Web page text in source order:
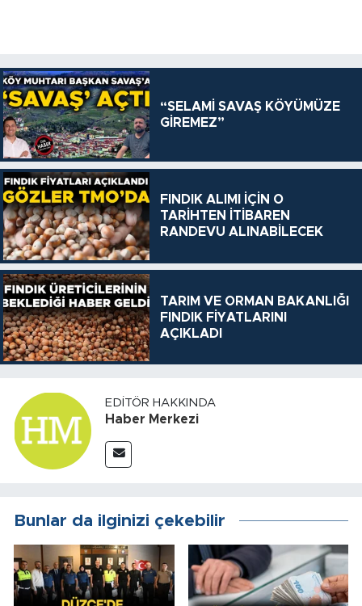
“SELAMİ SAVAŞ KÖYÜMÜZE
GİREMEZ”
FINDIK ALIMI İÇİN O
TARİHTEN İTİBAREN
RANDEVU ALINABİLECEK
TARIM VE ORMAN BAKANLIĞI
FINDIK FİYATLARINI
AÇIKLADI
EDITÖR HAKKINDA
Haber Merkezi
Bunlar da ilginizi çekebilir